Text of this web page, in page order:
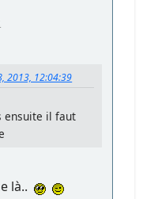
2013, 12:04:39
ensuite il faut
là..